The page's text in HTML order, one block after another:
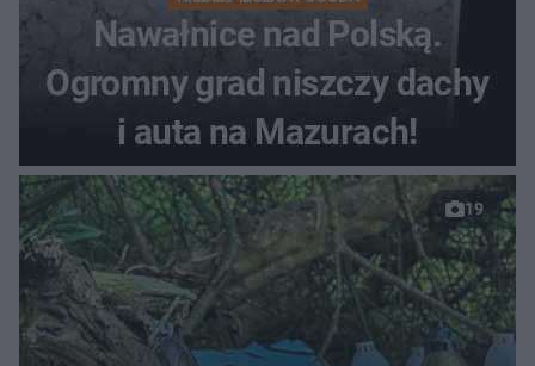
Nawałnice nad Polską.
Ogromny grad niszczy dachy
i auta na Mazurach!
19